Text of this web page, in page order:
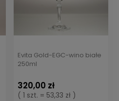
Evita Gold-EGC-wino białe
250ml
320,00 zł
( 1 szt. = 53,33 zł )